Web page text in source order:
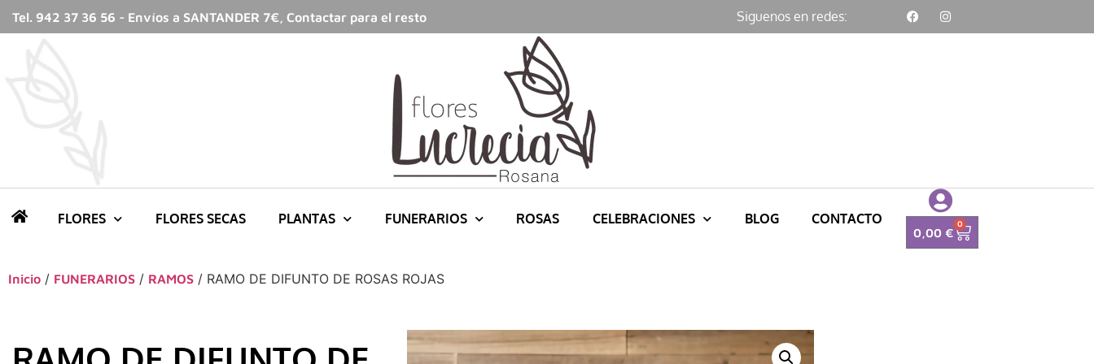
Tel. 942 37 36 56 - Envíos a SANTANDER 7€, Contactar para el resto Siguenos en redes:
FLORES FLORES SECAS PLANTAS FUNERARIOS ROSAS CELEBRACIONES BLOG CONTACTO
0,00€
0
Inicio / FUNERARIOS / RAMOS / RAMO DE DIFUNTO DE ROSAS ROJAS